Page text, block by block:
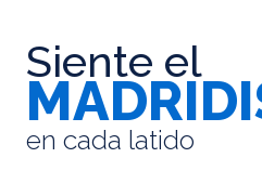
Siente el
en cada latido